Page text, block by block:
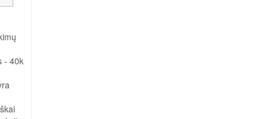
- 40k